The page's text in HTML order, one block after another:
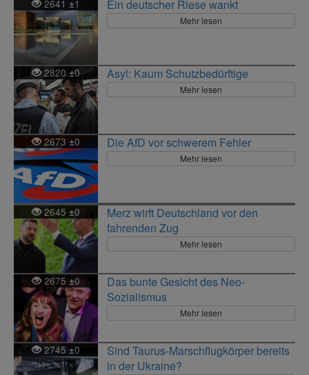
2641 ±1 Ein deutscher Riese wankt
Mehr lesen
2820 ±0 Asyl: Kaum Schutzbedürftige
Mehr lesen
2673±0 Die AfD vor schwerem Fehler
Mehr lesen
2645 ±0
Merz wirft Deutschland vor den
fahrenden Zug
Mehr lesen
2675±0
Das bunte Gesicht des Neo-
Sozialismus
Mehr lesen
2745±0
Sind Taurus-Marschflugkörper bereits
in der Ukraine?